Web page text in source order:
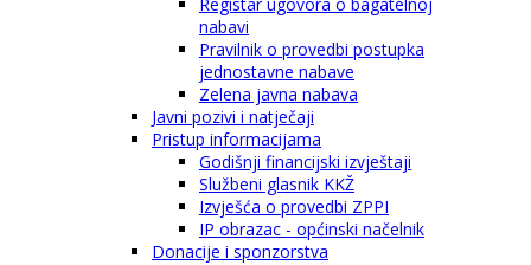
nabavi
Pravilnik o provedbi postupka
jednostavne nabave
Zelena javna nabava
Javni pozivi i natječaji
Pristup informacijama
Godišnji financijski izvještaji
Službeni glasnik KKŽ
Izvješća o provedbi ZPPI
IP obrazac - općinski načelnik
Donacije i sponzorstva